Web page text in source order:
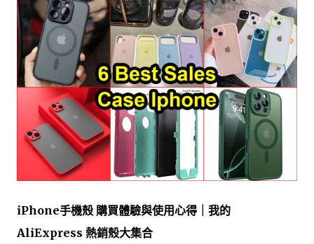
iPhone手機殼 購買體驗與使用心得｜我的
AliExpress 熱銷殼大集合